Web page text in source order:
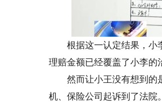
根据这一认定结果，小李
理赔金额已经覆盖了小李的
然而让小王没有想到的是
机、保险公司起诉到了法院。